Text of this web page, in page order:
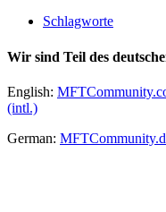
Schlagworte
Wir sind Teil des
English:
(intl.)
German: